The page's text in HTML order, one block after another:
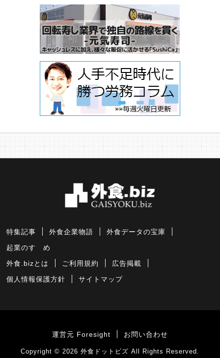
特集記事 外食企業物語 外食データの宝庫
起業のすゝめ
外食.bizとは ご利用規約 広告掲載
個人情報保護方針 サイトマップ
運営元 Foresight お問い合わせ
Copyright © 2026 外食ドットビズ All Rights Reserved.